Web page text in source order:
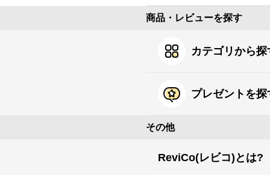
商品・レビューを探す
カテゴリから探
プレゼントを探
その他
ReviCo(レビコ)とは?